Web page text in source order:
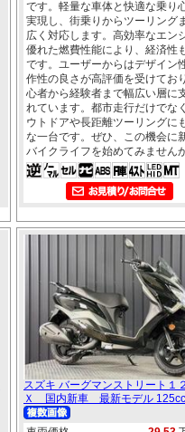
です。軽量な車体と快適な乗り
実現し、街乗りからツーリング
広く対応します。高効率なエン
優れた燃費性能により、経済性
です。ユーザーからはデザイン
作性の良さが高評価を受けてお
心者から経験者まで幅広い層に
れています。都市走行だけでな
ウトドアや長距離ツーリングに
な一台です。ぜひ、この機会に
バイクライフを始めてみません
スズキ バーグマンストリート１
Ｘ 国内新車 最新モデル 125cc